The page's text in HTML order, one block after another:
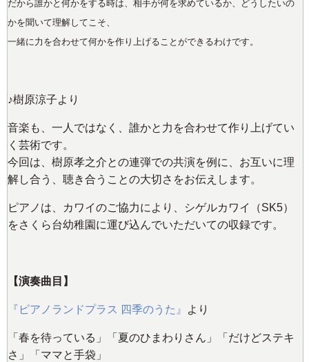
だから誰かと何かをする時は、相手が何を求めているか、どうしたいの
かを聞いて理解してこそ、
一緒に力を合わせて何かを作り上げることができるわけです。
♪樹原涼子より
音楽も、一人ではなく、誰かと力を合わせて作り上げてい
く芸術です。
今回は、樹原孝之介との連弾での共演を例に、お互いに理
解し合う、聴き合うことの大切さをお伝えします。
ピアノは、カワイのご協力により、シゲルカワイ（SK5）
をさくら台幼稚園に運び込んでいただいての収録です。
【演奏曲目】
『ピアノランドプラス 四季のうた』 より
「春を待っている」「夏のひまわりさん」「だけどステキ
さ」「ママと手袋」